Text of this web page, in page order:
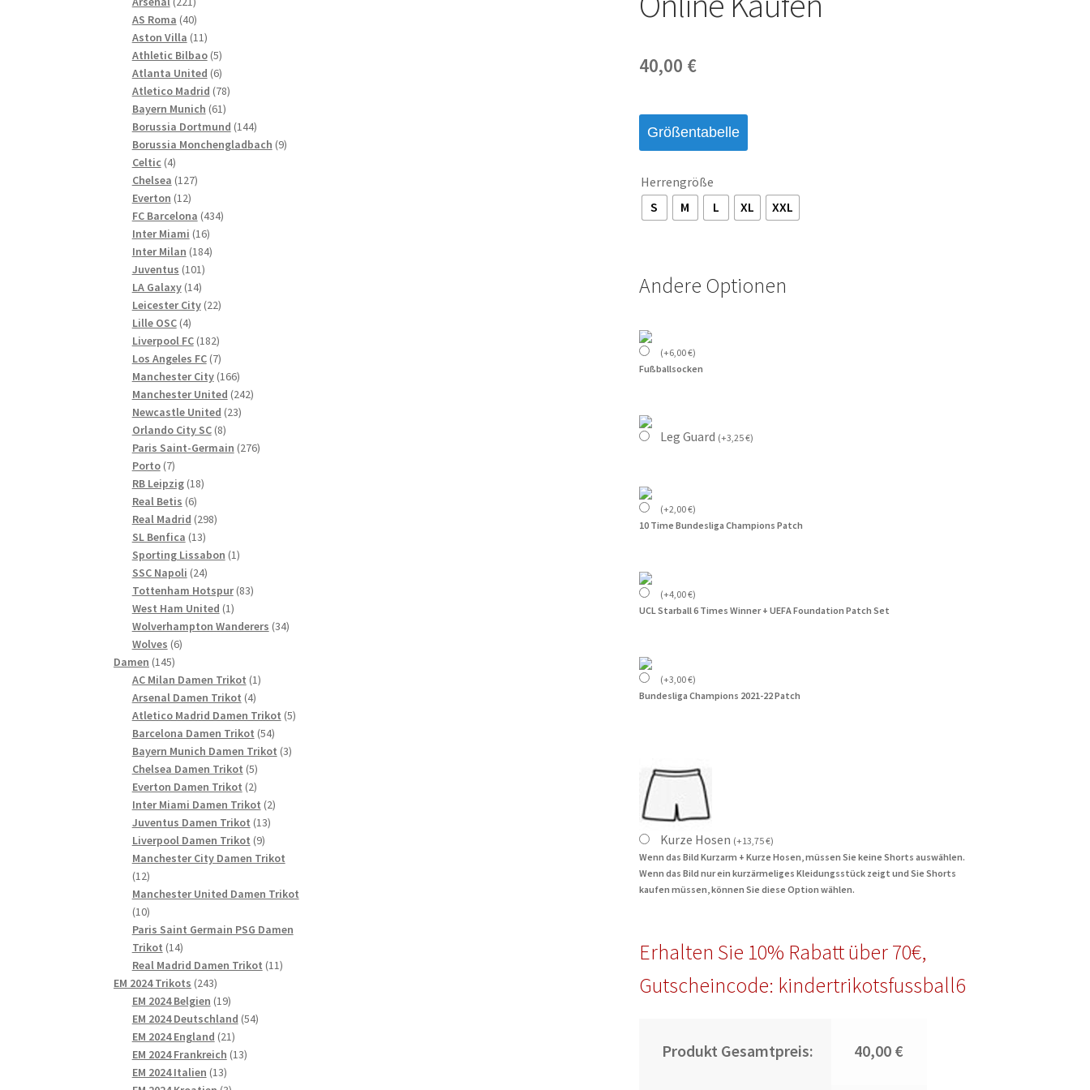
40,00 €
Größentabelle
Herrengröße
S
M L XL XXL
Andere Optionen
(+6,00€)
Fußballsocken
Leg Guard (+3,25€)
(+2,00€)
10 Time Bundesliga Champions Patch
(+4,00€)
UCL Starball 6 Times Winner + UEFA Foundation Patch Set
(+3,00€)
Bundesliga Champions 2021-22 Patch
Kurze Hosen (+13,75€)
Wenn das Bild Kurzarm + Kurze Hosen, müssen Sie keine Shorts auswählen.
Wenn das Bild nur ein kurzärmeliges Kleidungsstück zeigt und Sie Shorts
kaufen müssen, können Sie diese Option wählen.
Erhalten Sie 10% Rabatt über 70€,
Gutscheincode: kindertrikotsfussball6
Produkt Gesamtpreis: 40,00 €
Produkte
AS Roma 4040
Produkte
Aston Villa 1111
Produkte
Athletic Bilbao 55
Produkte
Atlanta United 66
Produkte
Atletico Madrid 7878
Bayern Munich 6161
Produkte
Borussia Dortmund 144144
Produkte
Borussia Monchengladbach 99
Celtic 44
Produkte
Chelsea 127127
Everton 1212
Produkte
FC Barcelona 434434
Inter Miami 1616
Produkte
Inter Milan 184184
Juventus 101101
Produkte
LA Galaxy 1414
Produkte
Leicester City 2222
Lille OSC 44
Produkte
Liverpool FC 182182
Produkte
Los Angeles FC 77
Produkte
Manchester City 166166
Produkte
Manchester United 242242
Newcastle United 2323
Orlando City SC 88
Produkte
Paris Saint-Germain 276276
Porto 77
Produkte
RB Leipzig 1818
Real Betis 66
Produkte
Real Madrid 298298
SL Benfica 1313
Produkte
Sporting Lissabon 11
SSC Napoli 2424
Produkte
Tottenham Hotspur 8383
West Ham United 11
Produkt
Wolverhampton Wanderers 3434
Wolves 66
Damen 145145
Produkte
AC Milan Damen Trikot 11
Arsenal Damen Trikot 44
Produkte
Atletico Madrid Damen Trikot 55
Barcelona Damen Trikot 5454
Produkte
Bayern Munich Damen Trikot 33
Chelsea Damen Trikot 55
Produkte
Everton Damen Trikot 22
Produkte
Inter Miami Damen Trikot 22
Juventus Damen Trikot 1313
Liverpool Damen Trikot 99
Produkte
Manchester City Damen Trikot
1212
Produkte
Manchester United Damen Trikot
1010
Produkte
Paris Saint Germain PSG Damen
Trikot 1414
Produkte
Real Madrid Damen Trikot 1111
EM 2024 Trikots 243243
Produkte
EM 2024 Belgien 1919
Produkte
EM 2024 Deutschland 5454
EM 2024 England 2121
Produkte
EM 2024 Frankreich 1313
EM 2024 Italien 1313